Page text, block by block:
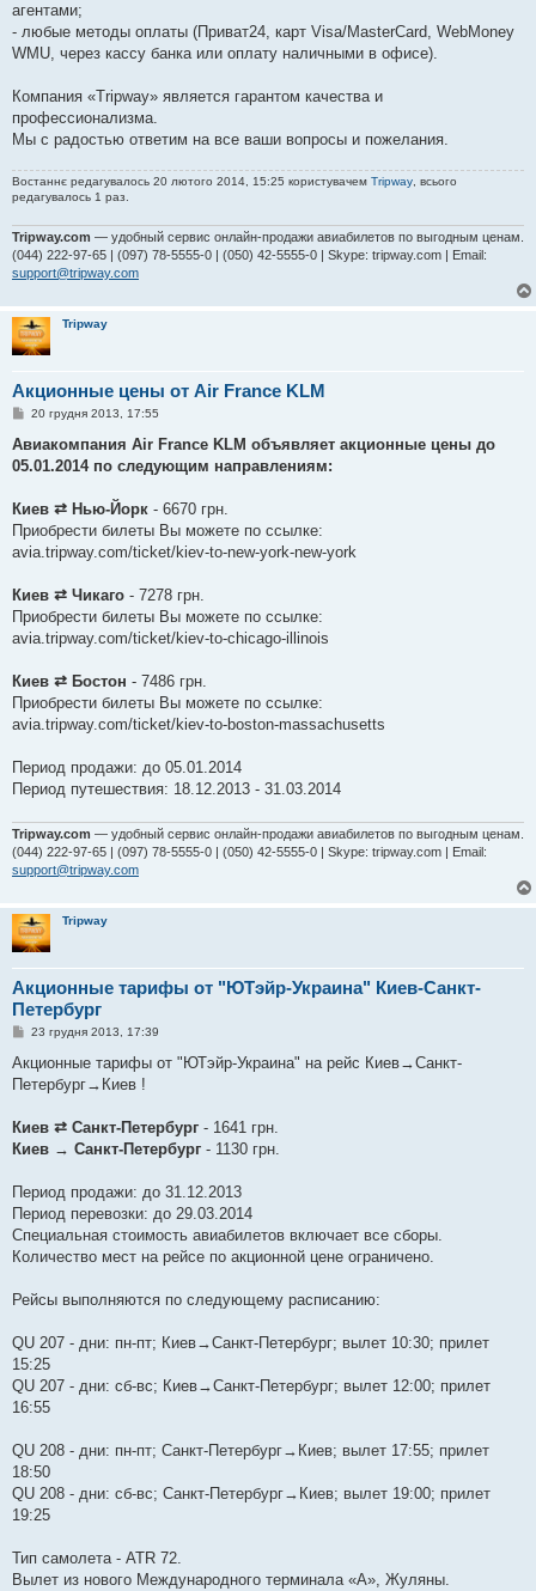
агентами;
- любые методы оплаты (Приват24, карт Visa/MasterCard, WebMoney
WMU, через кассу банка или оплату наличными в офисе).
Компания «Tripway» является гарантом качества и
профессионализма.
Мы с радостью ответим на все ваши вопросы и пожелания.
Востаннє редагувалось 20 лютого 2014, 15:25 користувачем Tripway , всього
редагувалось 1 раз.
Tripway.com — удобный сервис онлайн-продажи авиабилетов по выгодным ценам.
(044) 222-97-65 | (097) 78-5555-0 | (050) 42-5555-0 | Skype: tripway.com | Email:
support@tripway.com
Tripway
Акционные цены от Air France KLM
П
в
д
л
е
н
20 грудня 2013, 17:55
Авиакомпания Air France KLM объявляет акционные цены до
05.01.2014 по следующим направлениям:
Киев ⇄ Нью-Йорк - 6670 грн.
Приобрести билеты Вы можете по ссылке:
avia.tripway.com/ticket/kiev-to-new-york-new-york
Киев ⇄ Чикаго - 7278 грн.
Приобрести билеты Вы можете по ссылке:
avia.tripway.com/ticket/kiev-to-chicago-illinois
Киев ⇄ Бостон - 7486 грн.
Приобрести билеты Вы можете по ссылке:
avia.tripway.com/ticket/kiev-to-boston-massachusetts
Период продажи: до 05.01.2014
Период путешествия: 18.12.2013 - 31.03.2014
Tripway.com — удобный сервис онлайн-продажи авиабилетов по выгодным ценам.
(044) 222-97-65 | (097) 78-5555-0 | (050) 42-5555-0 | Skype: tripway.com | Email:
support@tripway.com
Tripway
Акционные тарифы от "ЮТэйр-Украина" Киев-Санкт-
Петербург
П
в
д
л
е
я
23 грудня 2013, 17:39
Акционные тарифы от "ЮТэйр-Украина" на рейс Киев→Санкт-
Петербург→Киев !
Киев ⇄ Санкт-Петербург - 1641 грн.
Киев → Санкт-Петербург - 1130 грн.
Период продажи: до 31.12.2013
Период перевозки: до 29.03.2014
Специальная стоимость авиабилетов включает все сборы.
Количество мест на рейсе по акционной цене ограничено.
Рейсы выполняются по следующему расписанию:
QU 207 - дни: пн-пт; Киев→Санкт-Петербург; вылет 10:30; прилет
15:25
QU 207 - дни: сб-вс; Киев→Санкт-Петербург; вылет 12:00; прилет
16:55
QU 208 - дни: пн-пт; Санкт-Петербург→Киев; вылет 17:55; прилет
18:50
QU 208 - дни: сб-вс; Санкт-Петербург→Киев; вылет 19:00; прилет
19:25
Тип самолета - ATR 72.
Вылет из нового Международного терминала «A», Жуляны.